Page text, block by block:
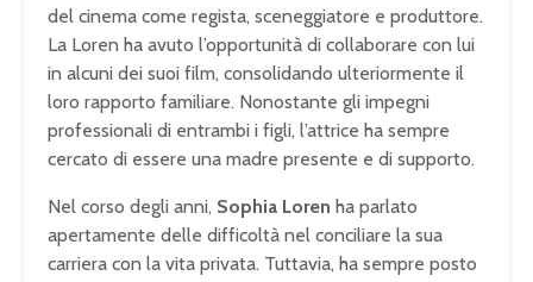
del cinema come regista, sceneggiatore e produttore.
La Loren ha avuto l’opportunità di collaborare con lui
in alcuni dei suoi film, consolidando ulteriormente il
loro rapporto familiare. Nonostante gli impegni
professionali di entrambi i figli, l’attrice ha sempre
cercato di essere una madre presente e di supporto.
Nel corso degli anni, Sophia Loren ha parlato
apertamente delle difficoltà nel conciliare la sua
carriera con la vita privata. Tuttavia, ha sempre posto